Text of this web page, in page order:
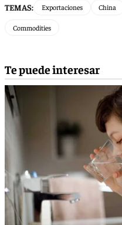
TEMAS: Exportaciones China
Commodities